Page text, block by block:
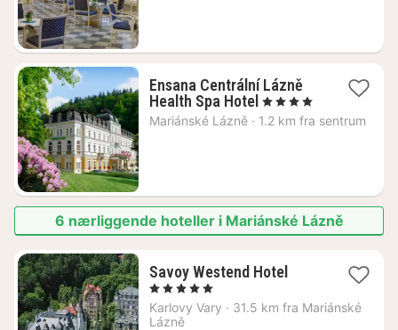
Ensana Centrální Lázně
Health Spa Hotel 1
natt
, 4 Stjerner
Mariánské Lázně · 1.2 km fra sentrum
6 nærliggende hoteller i Mariánské Lázně
Savoy Westend Hotel1
fra
, 5 Stjerner
Karlovy Vary · 31.5 km fra Mariánské
Lázně